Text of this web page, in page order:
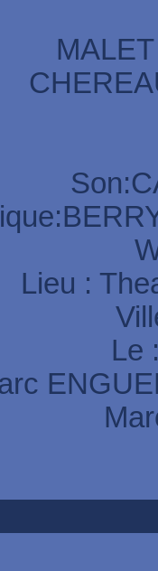
Lieu :
Le